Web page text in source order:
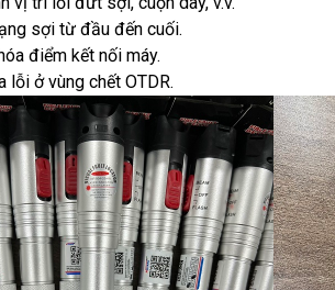
sợi từ đầu đến cuối.
điểm kết nối máy.
lỗi ở vùng chết OTDR.